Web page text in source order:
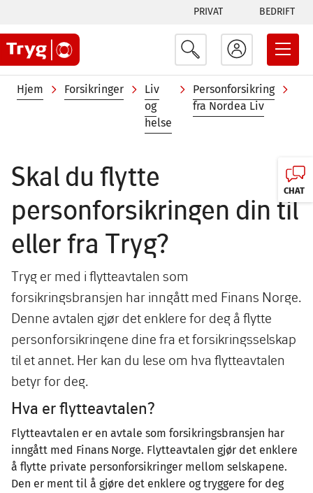
hovedinnhold
Tabs
menu
PRIVAT BEDRIFT
Navigasjonssti
Hjem Forsikringer
Liv
og
helse
Personforsikring
fra Nordea Liv
Skal du flytte
personforsikringen din til
eller fra Tryg?
Tryg er med i flytteavtalen som
forsikringsbransjen har inngått med Finans Norge.
Denne avtalen gjør det enklere for deg å flytte
personforsikringene dine fra et forsikringsselskap
til et annet. Her kan du lese om hva flytteavtalen
betyr for deg.
Hva er flytteavtalen?
Flytteavtalen er en avtale som forsikringsbransjen har
inngått med Finans Norge. Flytteavtalen gjør det enklere
å flytte private personforsikringer mellom selskapene.
Den er ment til å gjøre det enklere og tryggere for deg
CHAT